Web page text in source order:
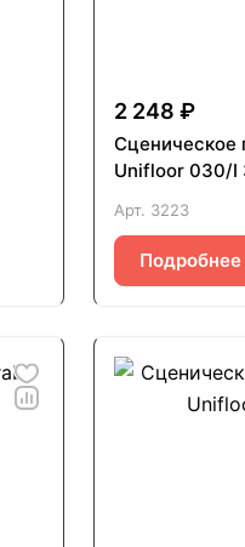
2 248 ₽
Сценическое
Unifloor 030/I
Арт. 3223
Подробнее